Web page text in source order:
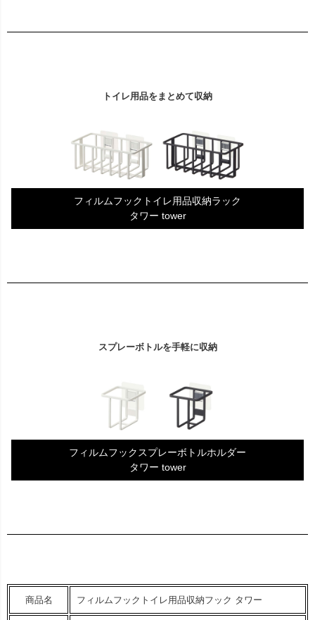
トイレ用品をまとめて収納
フィルムフックトイレ用品収納ラック
タワー tower
スプレーボトルを手軽に収納
フィルムフックスプレーボトルホルダー
タワー tower
商品名 フィルムフックトイレ用品収納フック タワー